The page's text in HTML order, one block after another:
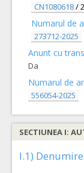
CN1080618/
Numarul de
273712-2025
Anunt cu
Da
Numarul de
556054-2025
SECTIUNEA I:
I.1)